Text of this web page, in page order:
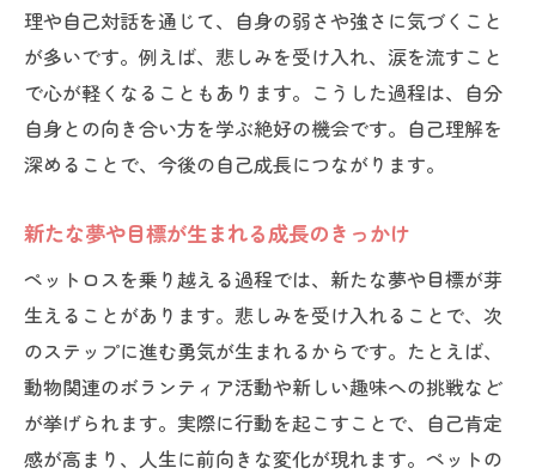
理や自己対話を通じて、自身の弱さや強さに気づくこと
が多いです。例えば、悲しみを受け入れ、涙を流すこと
で心が軽くなることもあります。こうした過程は、自分
自身との向き合い方を学ぶ絶好の機会です。自己理解を
深めることで、今後の自己成長につながります。
新たな夢や目標が生まれる成長のきっかけ
ペットロスを乗り越える過程では、新たな夢や目標が芽
生えることがあります。悲しみを受け入れることで、次
のステップに進む勇気が生まれるからです。たとえば、
動物関連のボランティア活動や新しい趣味への挑戦など
が挙げられます。実際に行動を起こすことで、自己肯定
感が高まり、人生に前向きな変化が現れます。ペットの